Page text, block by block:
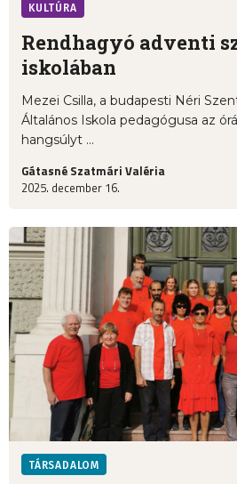
KULTÚRA
Rendhagyó adventi
iskolában
Mezei Csilla, a budapesti Néri
Általános Iskola pedagógusa az
hangsúlyt ...
Gátasné Szatmári Valéria
2025. december 16.
TÁRSADALOM